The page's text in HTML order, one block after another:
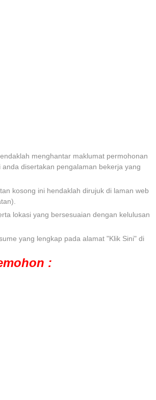
menghantar maklumat permohonan
disertakan pengalaman bekerja yang
kosong ini hendaklah dirujuk di laman web
lokasi yang bersesuaian dengan kelulusan
yang lengkap pada alamat "Klik Sini" di
: